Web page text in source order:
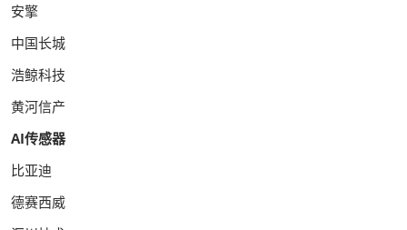
安擎
中国长城
浩鲸科技
黄河信产
AI传感器
比亚迪
德赛西威